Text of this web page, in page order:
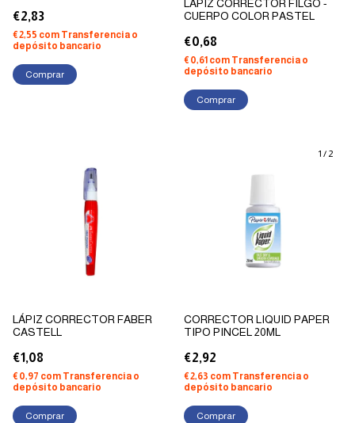
€2,83
€2,55 com Transferencia o
depósito bancario
LÁPIZ CORRECTOR FILGO -
CUERPO COLOR PASTEL
€0,68
€0,61 com Transferencia o
depósito bancario
Comprar
LÁPIZ CORRECTOR FABER
CASTELL
€1,08
€0,97 com Transferencia o
depósito bancario
1 / 2
CORRECTOR LIQUID PAPER
TIPO PINCEL 20ML
€2,92
€2,63 com Transferencia o
depósito bancario